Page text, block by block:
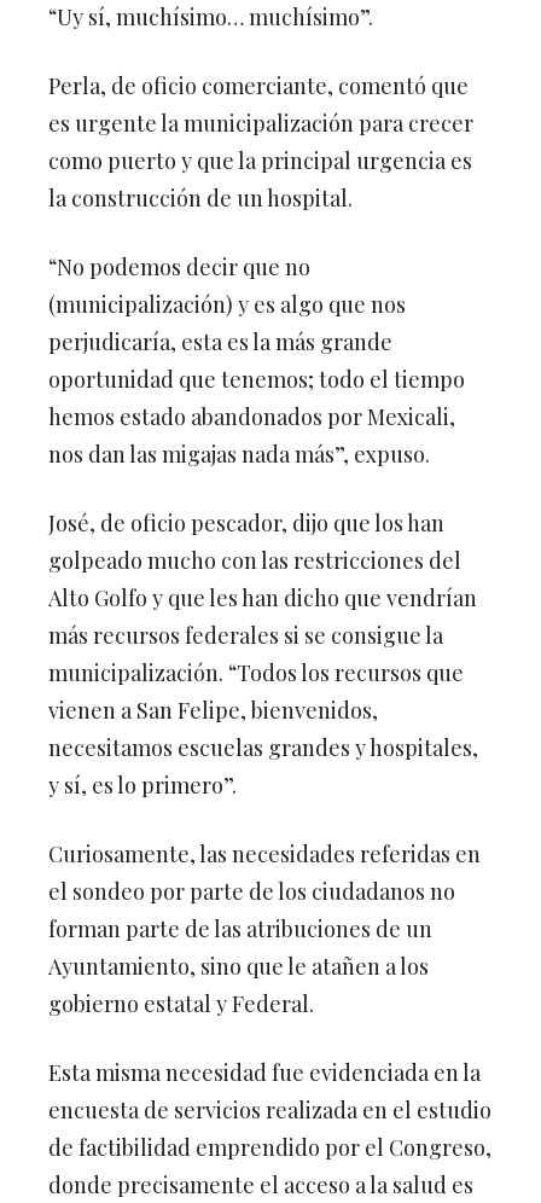
“Uy sí, muchísimo… muchísimo”.
Perla, de oficio comerciante, comentó que
es urgente la municipalización para crecer
como puerto y que la principal urgencia es
la construcción de un hospital.
“No podemos decir que no
(municipalización) y es algo que nos
perjudicaría, esta es la más grande
oportunidad que tenemos; todo el tiempo
hemos estado abandonados por Mexicali,
nos dan las migajas nada más”, expuso.
José, de oficio pescador, dijo que los han
golpeado mucho con las restricciones del
Alto Golfo y que les han dicho que vendrían
más recursos federales si se consigue la
municipalización. “Todos los recursos que
vienen a San Felipe, bienvenidos,
necesitamos escuelas grandes y hospitales,
y sí, es lo primero”.
Curiosamente, las necesidades referidas en
el sondeo por parte de los ciudadanos no
forman parte de las atribuciones de un
Ayuntamiento, sino que le atañen a los
gobierno estatal y Federal.
Esta misma necesidad fue evidenciada en la
encuesta de servicios realizada en el estudio
de factibilidad emprendido por el Congreso,
donde precisamente el acceso a la salud es